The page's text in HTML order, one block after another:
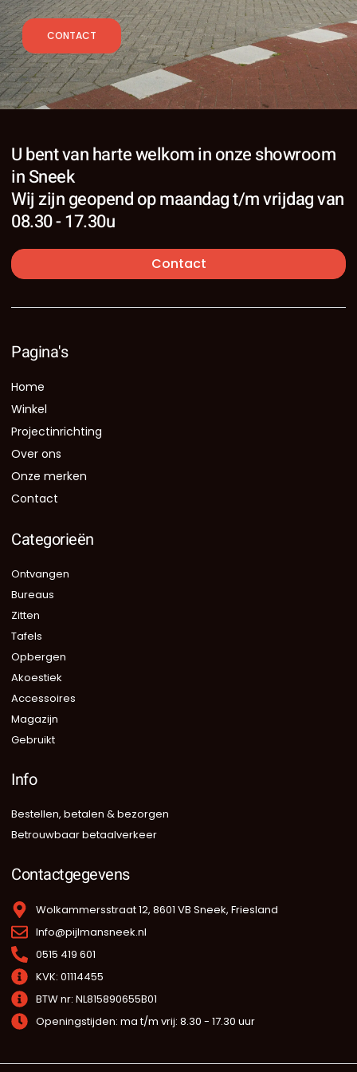
CONTACT
U bent van harte welkom in onze showroom
in Sneek
Wij zijn geopend op maandag t/m vrijdag van
08.30 - 17.30u
Contact
Pagina's
Home
Winkel
Projectinrichting
Over ons
Onze merken
Contact
Categorieën
Ontvangen
Bureaus
Zitten
Tafels
Opbergen
Akoestiek
Accessoires
Magazijn
Gebruikt
Info
Bestellen, betalen & bezorgen
Betrouwbaar betaalverkeer
Contactgegevens
Wolkammersstraat 12, 8601 VB Sneek, Friesland
Info@pijlmansneek.nl
0515 419 601
KVK: 01114455
BTW nr: NL815890655B01
Openingstijden: ma t/m vrij: 8.30 - 17.30 uur